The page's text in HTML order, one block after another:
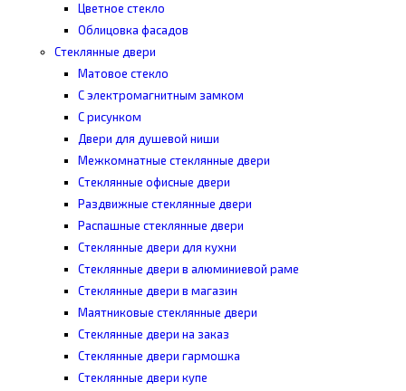
Цветное стекло
Облицовка фасадов
Стеклянные двери
Матовое стекло
С электромагнитным замком
С рисунком
Двери для душевой ниши
Межкомнатные стеклянные двери
Стеклянные офисные двери
Раздвижные стеклянные двери
Распашные стеклянные двери
Стеклянные двери для кухни
Стеклянные двери в алюминиевой раме
Стеклянные двери в магазин
Маятниковые стеклянные двери
Стеклянные двери на заказ
Стеклянные двери гармошка
Стеклянные двери купе